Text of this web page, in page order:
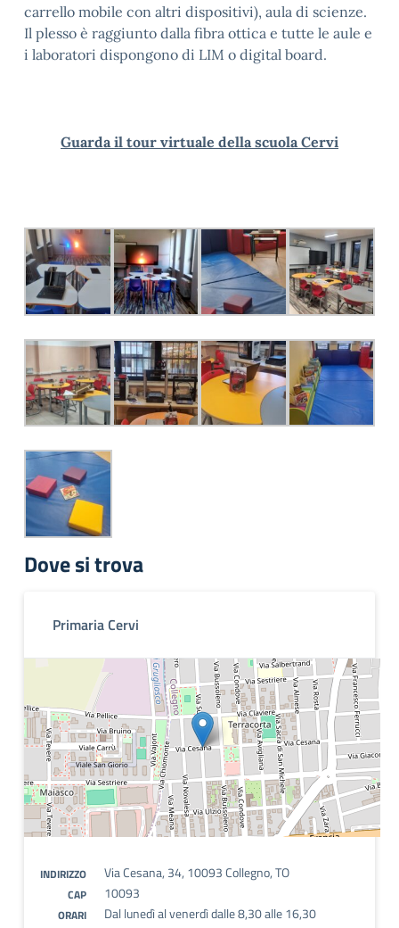
carrello mobile con altri dispositivi), aula di scienze.
Il plesso è raggiunto dalla fibra ottica e tutte le aule e
i laboratori dispongono di LIM o digital board.
Guarda il tour virtuale della scuola Cervi
Dove si trova
Primaria Cervi
INDIRIZZO Via Cesana, 34, 10093 Collegno, TO
CAP 10093
ORARI Dal lunedì al venerdì dalle 8,30 alle 16,30